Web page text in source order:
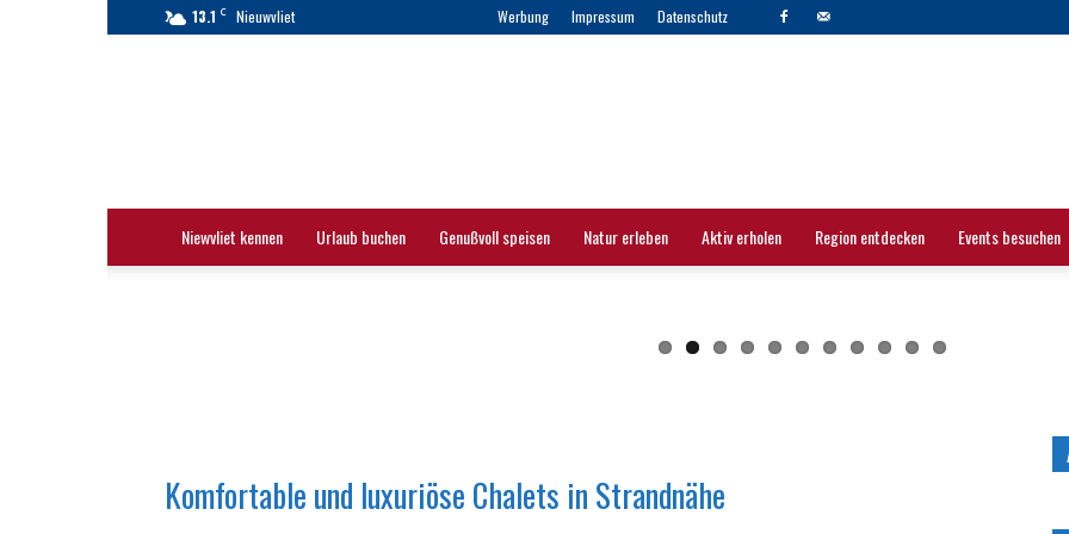
13.1 C Nieuwvliet Werbung Impressum Datenschutz
Niewvliet kennen Urlaub buchen Genußvoll speisen Natur erleben Aktiv erholen Region entdecken Events besuchen
Komfortable und luxuriöse Chalets in Strandnähe